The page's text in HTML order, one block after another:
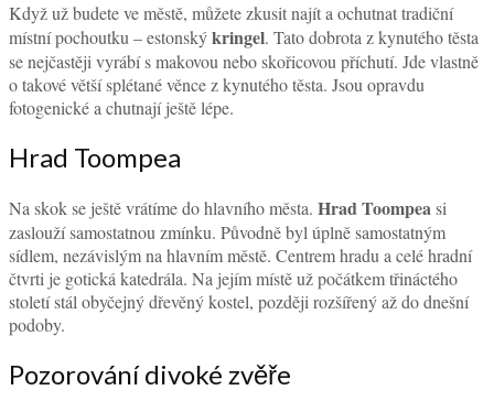
Když už budete ve městě, můžete zkusit najít a ochutnat tradiční
místní pochoutku – estonskýkringel. Tato dobrota z kynutého těsta
se nejčastěji vyrábí s makovou nebo skořicovou příchutí. Jde vlastně
o takové větší splétané věnce z kynutého těsta. Jsou opravdu
fotogenické a chutnají ještě lépe.
Hrad Toompea
Na skok se ještě vrátíme do hlavního města. Hrad Toompeasi
zaslouží samostatnou zmínku. Původně byl úplně samostatným
sídlem, nezávislým na hlavním městě. Centrem hradu a celé hradní
čtvrti je gotická katedrála. Na jejím místě už počátkem třináctého
století stál obyčejný dřevěný kostel, později rozšířený až do dnešní
podoby.
Pozorování divoké zvěře